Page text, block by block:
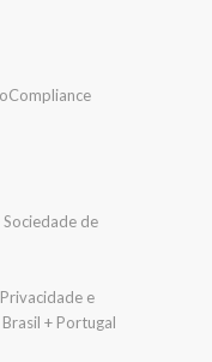
de
e
+ Portugal